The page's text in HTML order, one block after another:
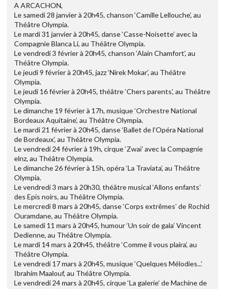
A ARCACHON,
Le samedi 28 janvier à 20h45, chanson ‘Camille Lellouche’, au
Théâtre Olympia.
Le mardi 31 janvier à 20h45, danse ‘Casse-Noisette’ avec la
Compagnie Blanca Li, au Théâtre Olympia.
Le vendredi 3 février à 20h45, chanson ‘Alain Chamfort’, au
Théâtre Olympia.
Le jeudi 9 février à 20h45, jazz ‘Nirek Mokar’, au Théâtre
Olympia.
Le jeudi 16 février à 20h45, théâtre ‘Chers parents’, au Théâtre
Olympia.
Le dimanche 19 février à 17h, musique ‘Orchestre National
Bordeaux Aquitaine’, au Théâtre Olympia.
Le mardi 21 février à 20h45, danse ‘Ballet de l’Opéra National
de Bordeaux’, au Théâtre Olympia.
Le vendredi 24 février à 19h, cirque ‘Zwaï’ avec la Compagnie
elnz, au Théâtre Olympia.
Le dimanche 26 février à 15h, opéra ‘La Traviata’, au Théâtre
Olympia.
Le vendredi 3 mars à 20h30, théâtre musical ‘Allons enfants’
des Epis noirs, au Théâtre Olympia.
Le mercredi 8 mars à 20h45, danse ‘Corps extrêmes’ de Rochid
Ouramdane, au Théâtre Olympia.
Le samedi 11 mars à 20h45, humour ‘Un soir de gala’ Vincent
Dedienne, au Théâtre Olympia.
Le mardi 14 mars à 20h45, théâtre ‘Comme il vous plaira’, au
Théâtre Olympia.
Le vendredi 17 mars à 20h45, musique ‘Quelques Mélodies...’
Ibrahim Maalouf, au Théâtre Olympia.
Le vendredi 24 mars à 20h45, cirque ‘La galerie’ de Machine de